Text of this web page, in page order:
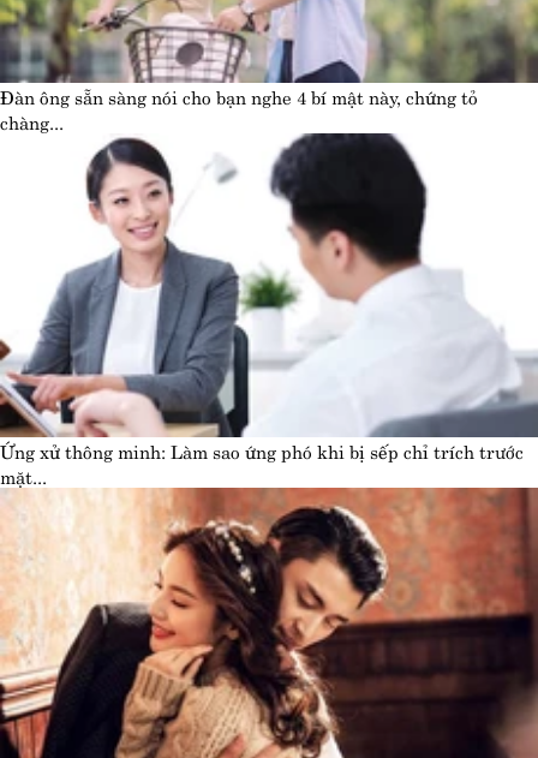
Đàn ông sẵn sàng nói cho bạn nghe 4 bí mật này, chứng tỏ
chàng...
Ứng xử thông minh: Làm sao ứng phó khi bị sếp chỉ trích trước
mặt...